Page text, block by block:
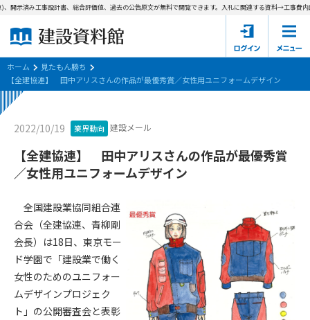
建設資料館とは
東京都の入札資料
国土交通省の入札資料
見たもん勝ち
会員登録について
サポーター会員一覧
会社概要 お問い合わせ
個人情報保護方針
会員規約
示済み工事設計書、総合評価値、過去の公告原文が無料で閲覧できます。入札に関連する資料→工事費内訳
ホーム
見たもん勝ち
【全建協連】 田中アリスさんの作品が最優秀賞／女性用ユニフォームデザイン
2022/10/19 業界動向 建設メール
【全建協連】 田中アリスさんの作品が最優秀賞
／女性用ユニフォームデザイン
全国建設業協同組合連
合会（全建協連、青柳剛
会長）は18日、東京モー
ド学園で「建設業で働く
女性のためのユニフォー
ムデザインプロジェク
ト」の公開審査会と表彰
第1条（規約の目的）
会員サービスの利用条件等について定めるものです。
2. 管理者が建設資料館WEB上で随時掲載するルールは本規約の
一部を構成するものとします。
第2条（規約の変更）
本規約は、会員の了承を得ることなく、随時変更されることが
あります。変更内容は、建設資料館WEB上に表示した時点で直
ちに全ての会員が了承したものとみなします。